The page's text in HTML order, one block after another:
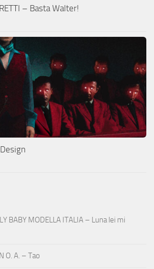
– Basta Walter!
BABY MODELLA ITALIA – Luna lei mi
O. A. – Tao